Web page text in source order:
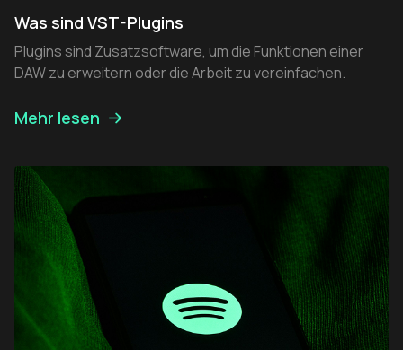
Was sind VST-Plugins
Plugins sind Zusatzsoftware, um die Funktionen einer
DAW zu erweitern oder die Arbeit zu vereinfachen.
Mehr lesen